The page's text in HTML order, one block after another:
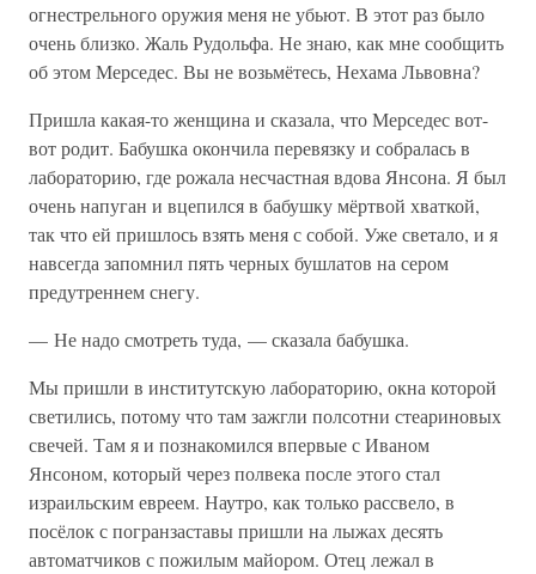
огнестрельного оружия меня не убьют. В этот раз было
очень близко. Жаль Рудольфа. Не знаю, как мне сообщить
об этом Мерседес. Вы не возьмётесь, Нехама Львовна?
Пришла какая-то женщина и сказала, что Мерседес вот-
вот родит. Бабушка окончила перевязку и собралась в
лабораторию, где рожала несчастная вдова Янсона. Я был
очень напуган и вцепился в бабушку мёртвой хваткой,
так что ей пришлось взять меня с собой. Уже светало, и я
навсегда запомнил пять черных бушлатов на сером
предутреннем снегу.
— Не надо смотреть туда, — сказала бабушка.
Мы пришли в институтскую лабораторию, окна которой
светились, потому что там зажгли полсотни стеариновых
свечей. Там я и познакомился впервые с Иваном
Янсоном, который через полвека после этого стал
израильским евреем. Наутро, как только рассвело, в
посёлок с погранзаставы пришли на лыжах десять
автоматчиков с пожилым майором. Отец лежал в